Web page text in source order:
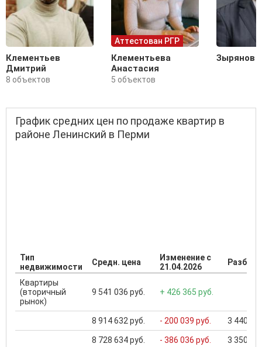
Клементьев
Дмитрий
8 объектов
Аттестован РГР
Клементьева
Анастасия
5 объектов
Зырянов
График средних цен по продаже квартир в
районе Ленинский в Перми
Тип
недвижимости
Средн. цена
Изменение с
21.04.2026
Квартиры
(вторичный
рынок)
9 541 036 руб. + 426 365 руб.
8 914 632 руб. - 200 039 руб. 3 440
8 728 634 руб. - 386 036 руб. 3 350